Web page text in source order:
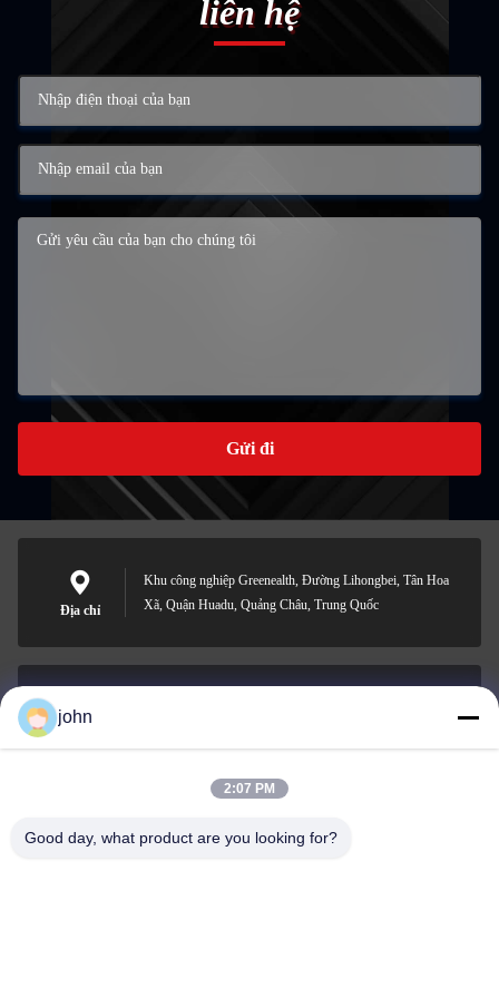
liên hệ
Gửi đi
Địa chỉ
Khu công nghiệp Greenealth, Đường Lihongbei, Tân Hoa
Xã, Quận Huadu, Quảng Châu, Trung Quốc
0086-153-7406-6785
john
2:07 PM
Good day, what product are you looking for?